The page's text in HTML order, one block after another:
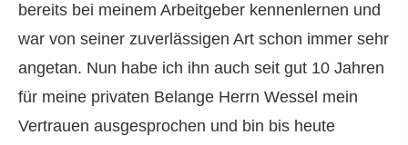
bereits bei meinem Arbeitgeber kennenlernen und
war von seiner zuverlässigen Art schon immer sehr
angetan. Nun habe ich ihn auch seit gut 10 Jahren
für meine privaten Belange Herrn Wessel mein
Vertrauen ausgesprochen und bin bis heute